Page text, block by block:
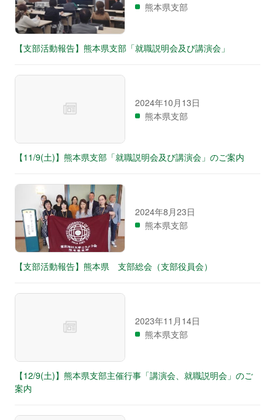
熊本県支部
【支部活動報告】熊本県支部「就職説明会及び講演会」
2024年10月13日
熊本県支部
【11/9(土)】熊本県支部「就職説明会及び講演会」のご案内
2024年8月23日
熊本県支部
【支部活動報告】熊本県 支部総会（支部役員会）
2023年11月14日
熊本県支部
【12/9(土)】熊本県支部主催行事「講演会、就職説明会」のご
案内